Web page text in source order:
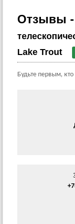
Отзывы -
Lake Trout
Будьте первым, кто